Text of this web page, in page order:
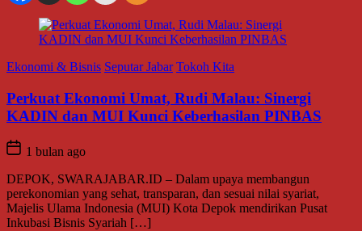
Ekonomi & Bisnis Seputar Jabar Tokoh Kita
Perkuat Ekonomi Umat, Rudi Malau: Sinergi
KADIN dan MUI Kunci Keberhasilan PINBAS
1 bulan ago
DEPOK, SWARAJABAR.ID – Dalam upaya membangun
perekonomian yang sehat, transparan, dan sesuai nilai syariat,
Majelis Ulama Indonesia (MUI) Kota Depok mendirikan Pusat
Inkubasi Bisnis Syariah […]